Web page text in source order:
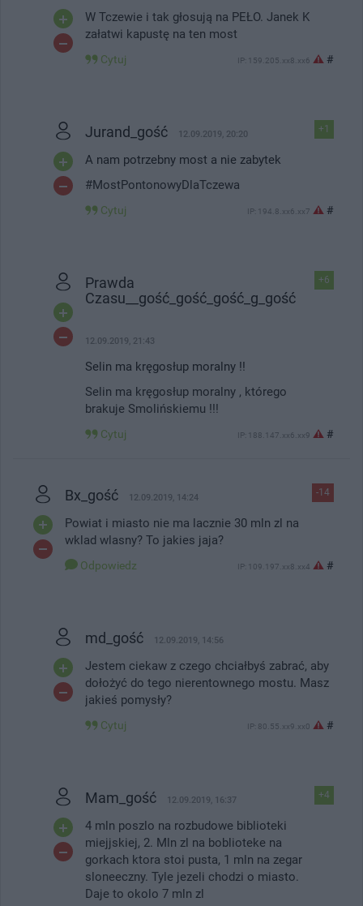
W Tczewie i tak głosują na PEŁO. Janek K
załatwi kapustę na ten most
Cytuj IP: 159.205.xx8.xx6 #
+1
Jurand_gość 12.09.2019, 20:20
A nam potrzebny most a nie zabytek
#MostPontonowyDlaTczewa
Cytuj IP: 194.8.xx6.xx7 #
+6
Prawda
Czasu__gość_gość_gość_g_gość
12.09.2019, 21:43
Selin ma kręgosłup moralny !!
Selin ma kręgosłup moralny , którego
brakuje Smolińskiemu !!!
Cytuj IP: 188.147.xx6.xx9 #
-14
Bx_gość 12.09.2019, 14:24
Powiat i miasto nie ma lacznie 30 mln zl na
wklad wlasny? To jakies jaja?
Odpowiedz IP: 109.197.xx8.xx4 #
md_gość 12.09.2019, 14:56
Jestem ciekaw z czego chciałbyś zabrać, aby
dołożyć do tego nierentownego mostu. Masz
jakieś pomysły?
Cytuj IP: 80.55.xx9.xx0 #
+4
Mam_gość 12.09.2019, 16:37
4 mln poszlo na rozbudowe biblioteki
miejjskiej, 2. Mln zl na boblioteke na
gorkach ktora stoi pusta, 1 mln na zegar
sloneeczny. Tyle jezeli chodzi o miasto.
Daje to okolo 7 mln zl